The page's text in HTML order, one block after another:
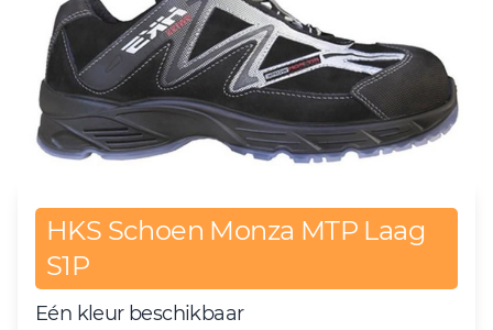
HKS Schoen Monza MTP Laag
S1P
Eén kleur beschikbaar